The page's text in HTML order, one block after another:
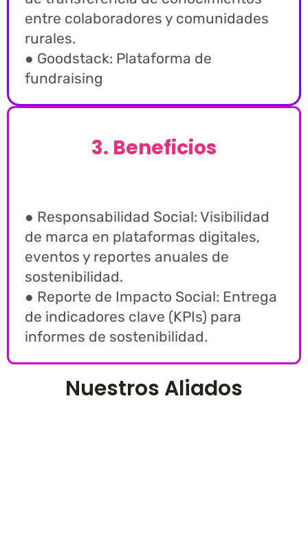
entre colaboradores y comunidades
rurales.
● Goodstack: Plataforma de
fundraising
3. Beneficios
● Responsabilidad Social: Visibilidad
de marca en plataformas digitales,
eventos y reportes anuales de
sostenibilidad.
● Reporte de Impacto Social: Entrega
de indicadores clave (KPIs) para
informes de sostenibilidad.
Nuestros Aliados